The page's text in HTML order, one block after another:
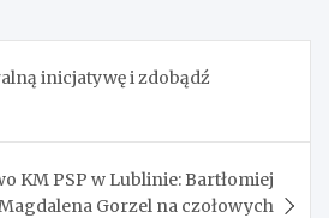
inicjatywę i zdobądź
KM PSP w Lublinie: Bartłomiej
Gorzel na czołowych